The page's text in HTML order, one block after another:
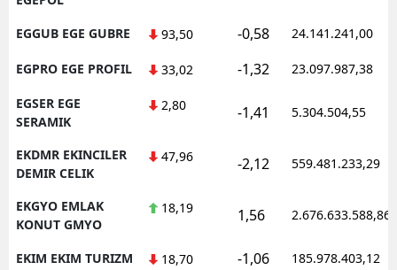
EGGUB EGE GUBRE 93,50 -0,58 24.141.241,00
EGPRO EGE PROFIL 33,02 -1,32 23.097.987,38
EGSER EGE
SERAMIK
2,80 -1,41 5.304.504,55
EKDMR EKINCILER
DEMIR CELIK
47,96 -2,12 559.481.233,29
EKGYO EMLAK
KONUT GMYO
18,19 1,56 2.676.633.588,86
EKIM EKIM TURIZM 18,70 -1,06 185.978.403,12